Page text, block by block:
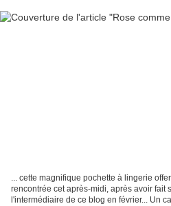
... cette magnifique pochette à lingerie
rencontrée cet après-midi, après avoir fait
l'intermédiaire de ce blog en février... Un